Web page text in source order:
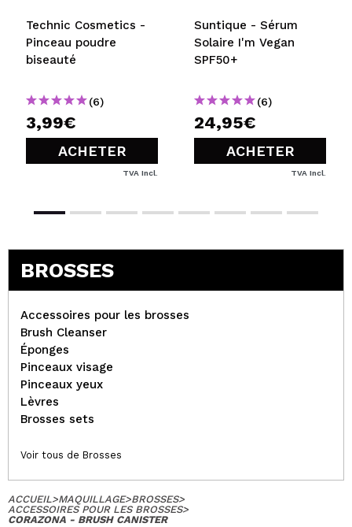
Technic Cosmetics -
Pinceau poudre
biseauté
(6)
3,99€
ACHETER
TVA Incl.
Suntique - Sérum
Solaire I'm Vegan
SPF50+
(6)
24,95€
ACHETER
TVA Incl.
BROSSES
Accessoires pour les brosses
Brush Cleanser
Éponges
Pinceaux visage
Pinceaux yeux
Lèvres
Brosses sets
Voir tous de Brosses
ACCUEIL>MAQUILLAGE>BROSSES>
ACCESSOIRES POUR LES BROSSES>
CORAZONA - BRUSH CANISTER